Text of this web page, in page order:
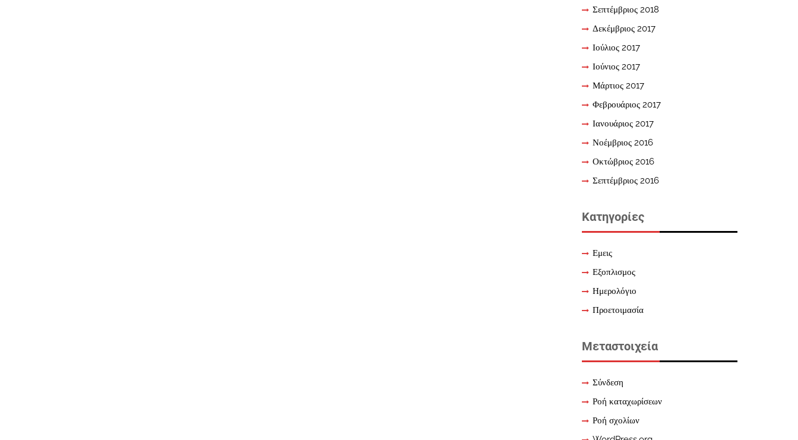
Σεπτέμβριος 2018
Δεκέμβριος 2017
Ιούλιος 2017
Ιούνιος 2017
Μάρτιος 2017
Φεβρουάριος 2017
Ιανουάριος 2017
Νοέμβριος 2016
Οκτώβριος 2016
Σεπτέμβριος 2016
Kατηγορίες
Εμεις
Εξοπλισμος
Ημερολόγιο
Προετοιμασία
Μεταστοιχεία
Σύνδεση
Ροή καταχωρίσεων
Ροή σχολίων